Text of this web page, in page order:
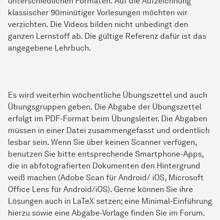
klassischer 90minütiger Vorlesungen möchten wir
verzichten. Die Videos bilden nicht unbedingt den
ganzen Lernstoff ab. Die gültige Referenz dafür ist das
angegebene Lehrbuch.
Es wird weiterhin wöchentliche Übungszettel und auch
Übungsgruppen geben. Die Abgabe der Übungszettel
erfolgt im PDF-Format beim Übungsleiter. Die Abgaben
müssen in einer Datei zusammengefasst und ordentlich
lesbar sein. Wenn Sie über keinen Scanner verfügen,
benutzen Sie bitte entsprechende Smartphone-Apps,
die in abfotografierten Dokumenten den Hintergrund
weiß machen (Adobe Scan für Android/ iOS, Microsoft
Office Lens für Android/iOS). Gerne können Sie ihre
Lösungen auch in LaTeX setzen; eine Minimal-Einführung
hierzu sowie eine Abgabe-Vorlage finden Sie im Forum.